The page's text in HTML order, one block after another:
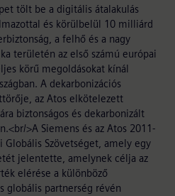
tölt be a digitális átalakulás
és körülbelül 10 milliárd
a felhő és a nagy
területén az első számú európai
körű megoldásokat kínál
A dekarbonizációs
az Atos elkötelezett
biztonságos és dekarbonizált
>A Siemens és az Atos 2011-
Szövetséget, amely egy
jelentette, amelynek célja az
elérése a különböző
globális partnerség révén